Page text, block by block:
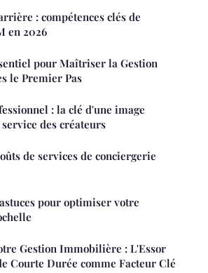
: compétences clés de
en 2026
pour Maîtriser la Gestion
le Premier Pas
: la clé d'une image
des créateurs
de services de conciergerie
pour optimiser votre
Gestion Immobilière : L'Essor
Courte Durée comme Facteur Clé